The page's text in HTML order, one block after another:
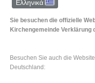
Ελληνικά
Sie besuchen die offizielle
Kirchengemeinde Verklärung
Besuchen Sie auch die
Deutschland: